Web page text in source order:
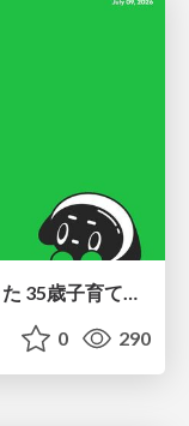
川下り型キャリア感できのこってきた 35歳子育て世帯の葛藤
0 290